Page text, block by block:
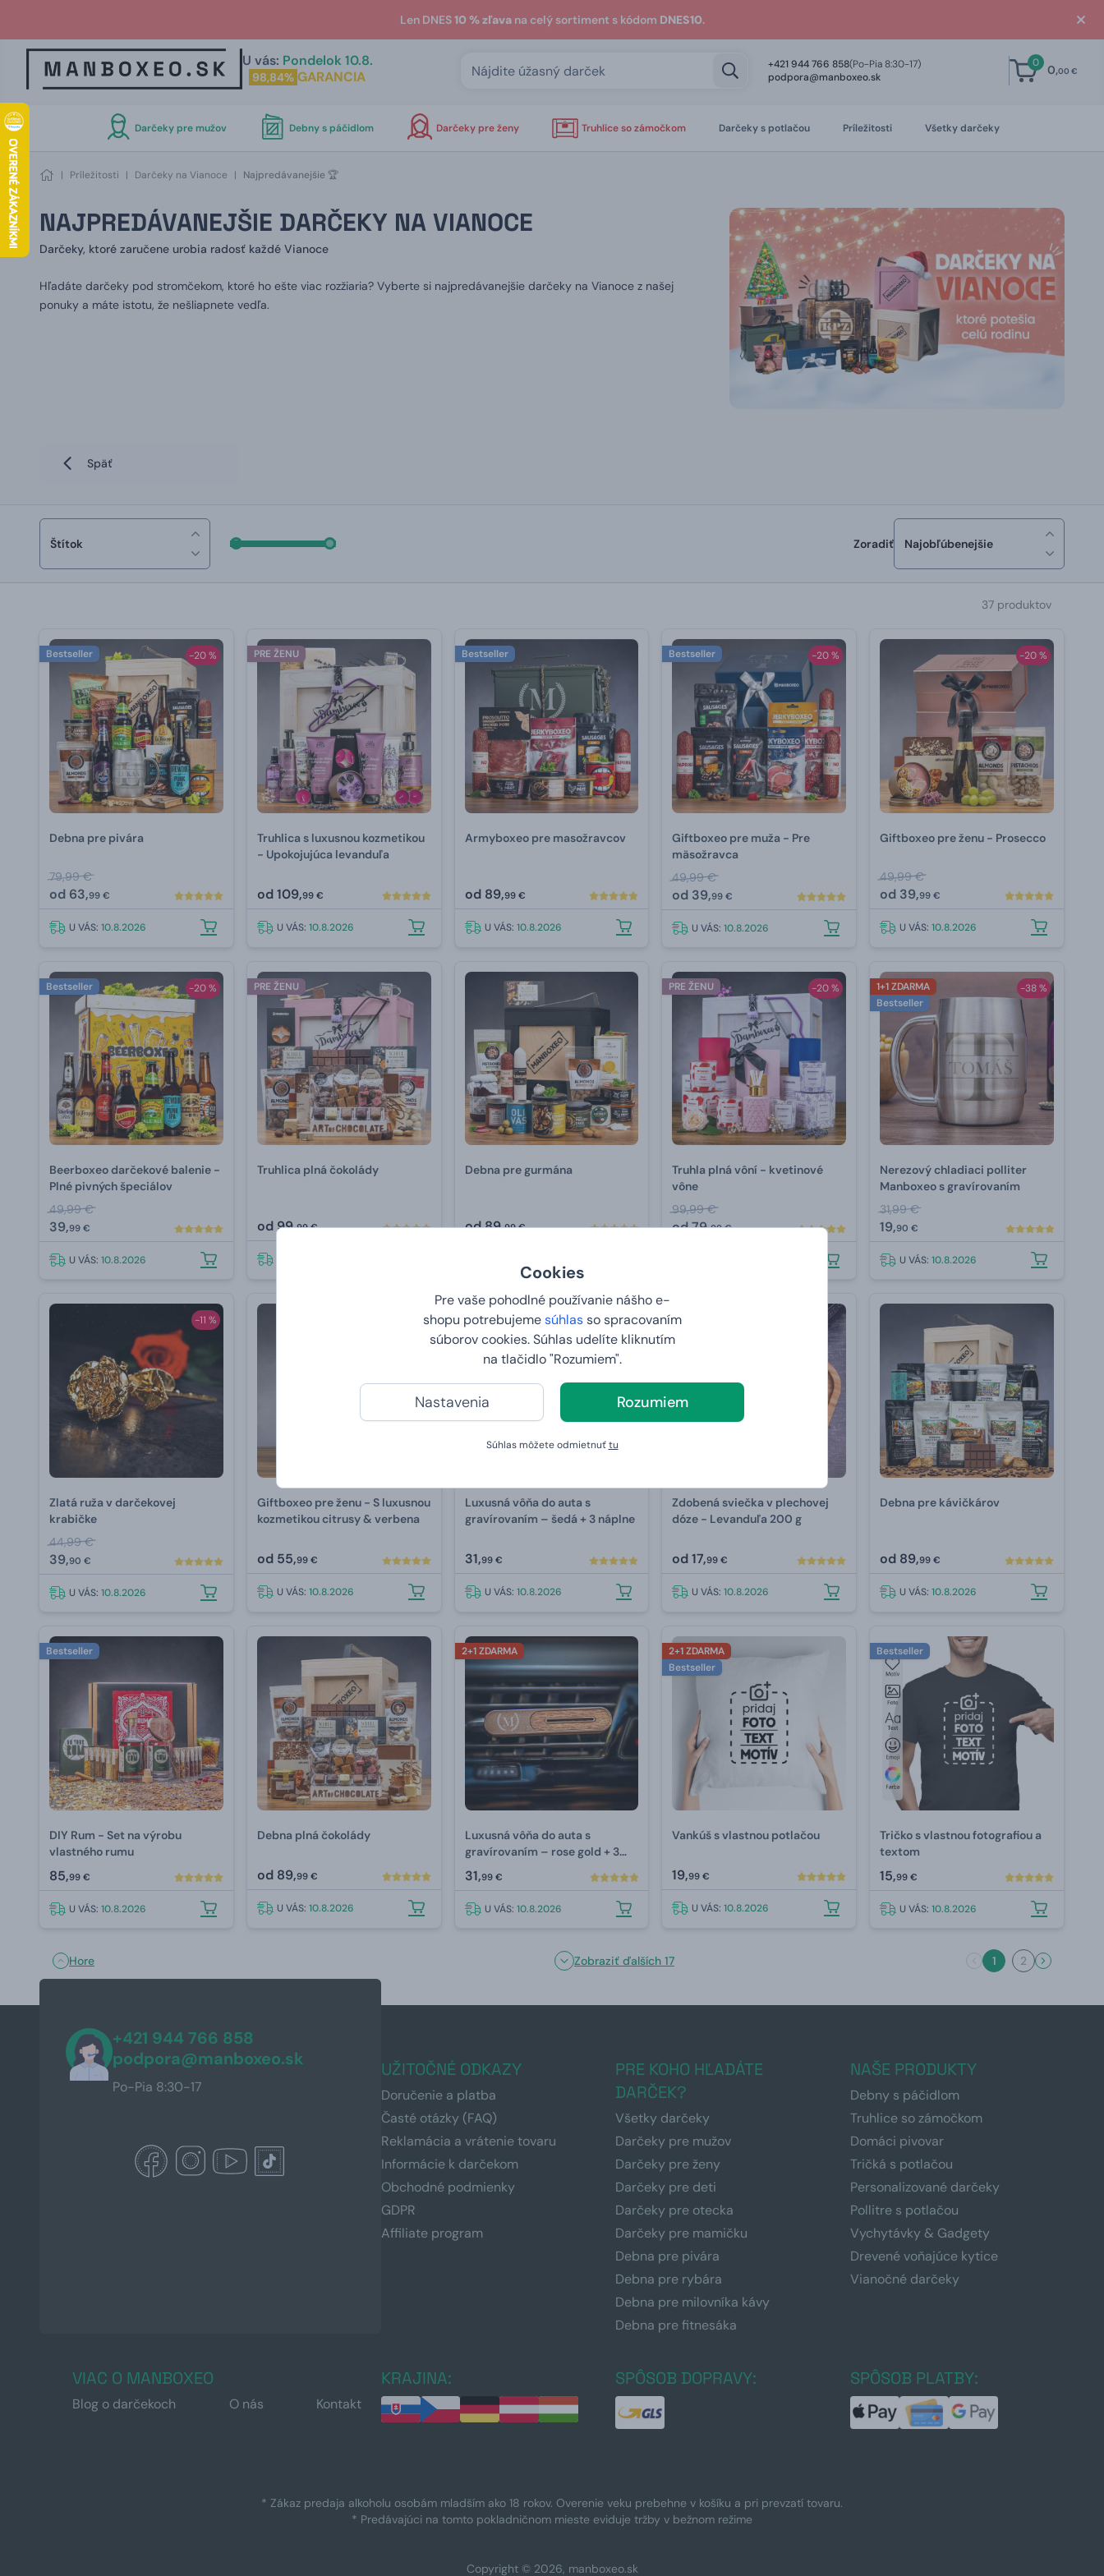
Cookies
Pre vaše pohodlné používanie nášho e-
shopu potrebujemesúhlasso spracovaním
súborov cookies. Súhlas udelíte kliknutím
na tlačidlo "Rozumiem".
Nastavenia Rozumiem
Súhlas môžete odmietnuťtu
Len DNES10 % zľavana celý sortiment s kódom DNES10.
U vás: Pondelok 10.8.
98,84% GARANCIA
+421 944 766 858(Po-Pia 8:30-17)
podpora@manboxeo.sk
0 0,00 €
Darčeky pre mužov Debny s páčidlom Darčeky pre ženy Truhlice so zámočkom Darčeky s potlačou Príležitosti Všetky darčeky
| Príležitosti | Darčeky na Vianoce | Najpredávanejšie 🏆
NAJPREDÁVANEJŠIE DARČEKY NA VIANOCE
Darčeky, ktoré zaručene urobia radosť každé Vianoce
Hľadáte darčeky pod stromčekom, ktoré ho ešte viac rozžiaria? Vyberte si najpredávanejšie darčeky na Vianoce z našej
ponuky a máte istotu, že nešliapnete vedľa.
Späť
Štítok Zoradiť Najobľúbenejšie
37 produktov
-20 %
Bestseller
Debna pre pivára
79,99 €
od 63,99 €
U VÁS: 10.8.2026
PRE ŽENU
Truhlica s luxusnou kozmetikou
- Upokojujúca levanduľa
od109,99 €
U VÁS: 10.8.2026
Bestseller
Armyboxeo pre masožravcov
od 89,99 €
U VÁS: 10.8.2026
-20 %
Bestseller
Giftboxeo pre muža - Pre
mäsožravca
49,99 €
od 39,99 €
U VÁS:10.8.2026
-20 %
Giftboxeo pre ženu - Prosecco
49,99 €
od 39,99 €
U VÁS:10.8.2026
-20 %
Bestseller
Beerboxeo darčekové balenie -
Plné pivných špeciálov
49,99 €
39,99 €
U VÁS: 10.8.2026
PRE ŽENU
Truhlica plná čokolády
od99,99 €
Debna pre gurmána
od89,99 €
-20 %
PRE ŽENU
Truhla plná vôní - kvetinové
vône
99,99 €
od79,99 €
-38 %
1+1 ZDARMA
Bestseller
Nerezový chladiaci polliter
Manboxeo s gravírovaním
31,99 €
19,90 €
U VÁS:10.8.2026
-11 %
Zlatá ruža v darčekovej
krabičke
44,99 €
39,90 €
U VÁS: 10.8.2026
Giftboxeo pre ženu - S luxusnou
kozmetikou citrusy & verbena
od 55,99 €
U VÁS: 10.8.2026
2+1 ZDARMA
Luxusná vôňa do auta s
gravírovaním –⁠ šedá + 3 náplne
31,99 €
U VÁS: 10.8.2026
Bestseller
Zdobená sviečka v plechovej
dóze - Levanduľa 200 g
od17,99 €
U VÁS:10.8.2026
Debna pre kávičkárov
od 89,99 €
U VÁS:10.8.2026
Bestseller
DIY Rum - Set na výrobu
vlastného rumu
85,99 €
U VÁS: 10.8.2026
Debna plná čokolády
od 89,99 €
U VÁS: 10.8.2026
2+1 ZDARMA
Luxusná vôňa do auta s
gravírovaním –⁠ rose gold + 3
náplne
31,99 €
U VÁS: 10.8.2026
2+1 ZDARMA
Bestseller
Vankúš s vlastnou potlačou
19,99 €
U VÁS:10.8.2026
Bestseller
Tričko s vlastnou fotografiou a
textom
15,99 €
U VÁS:10.8.2026
Hore Zobraziť ďalších 17 1 2
+421 944 766 858
podpora@manboxeo.sk
Po-Pia 8:30-17
UŽITOČNÉ ODKAZY
Doručenie a platba
Časté otázky (FAQ)
Reklamácia a vrátenie tovaru
Informácie k darčekom
Obchodné podmienky
GDPR
Affiliate program
PRE KOHO HĽADÁTE
DARČEK?
Všetky darčeky
Darčeky pre mužov
Darčeky pre ženy
Darčeky pre deti
Darčeky pre otecka
Darčeky pre mamičku
Debna pre pivára
Debna pre rybára
Debna pre milovníka kávy
Debna pre fitnesáka
NAŠE PRODUKTY
Debny s páčidlom
Truhlice so zámočkom
Domáci pivovar
Tričká s potlačou
Personalizované darčeky
Pollitre s potlačou
Vychytávky & Gadgety
Drevené voňajúce kytice
Vianočné darčeky
VIAC O MANBOXEO
Blog o darčekoch O nás Kontakt
KRAJINA: SPÔSOB DOPRAVY: SPÔSOB PLATBY:
* Zákaz predaja alkoholu osobám mladším ako 18 rokov. Overenie veku prebehne v košíku a pri prevzatí tovaru.
* Predávajúci na tomto pokladničnom mieste eviduje tržby v bežnom režime
Copyright © 2026, manboxeo.sk